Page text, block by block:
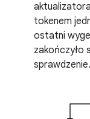
tokenem
ostatni
zakończyło